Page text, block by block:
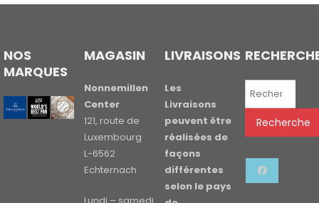
NOS
MARQUES
MAGASIN
Nonnemillen
Center
121, route de
Luxembourg
L-6562
Echternach
LIVRAISONS
Les
Livraisons
peuvent être
réalisées de
façons
différentes
selon le pays
Recherche
Recherche